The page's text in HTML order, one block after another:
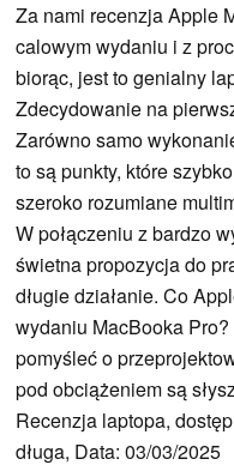
Za nami recenzja Apple
calowym wydaniu i z
biorąc, jest to genialny
Zdecydowanie na
Zarówno samo
to są punkty, które
szeroko rozumiane
W połączeniu z bardzo
świetna propozycja do
długie działanie. Co
wydaniu MacBooka
pomyśleć o
pod obciążeniem są
Recenzja laptopa,
długa, Data: 03/03/2025